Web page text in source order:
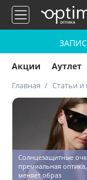
Акции Аутлет
Главная Статьи и
Солнцезащитные
премиальная
меняет образ